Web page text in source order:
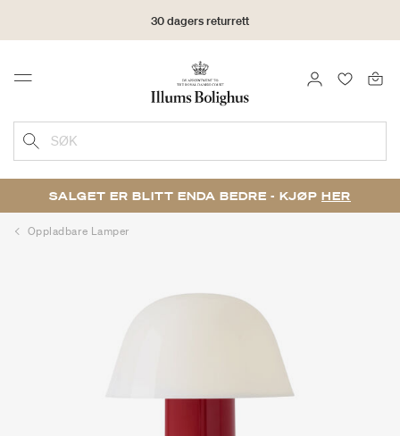
30 dagers returrett
Menu LOGG INN
SØK
SALGET ER BLITT ENDA BEDRE - KJØP HER
Oppladbare Lamper